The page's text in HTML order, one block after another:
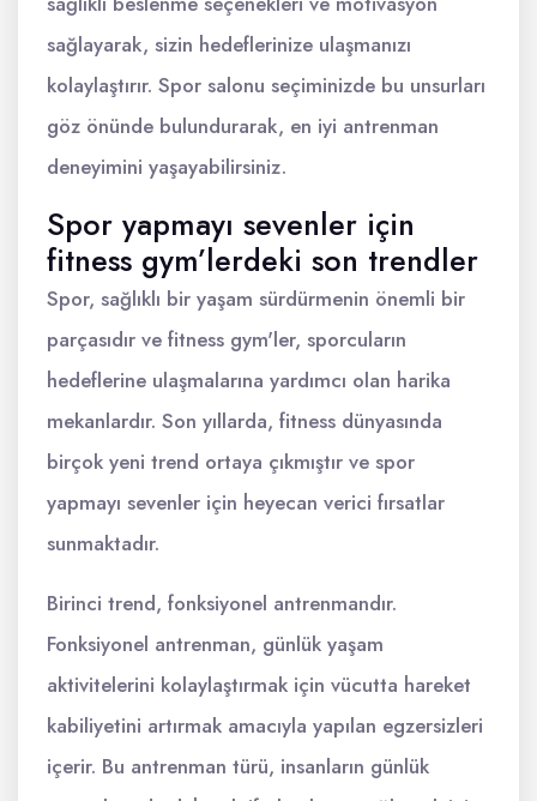
sağlayarak, sizin hedeflerinize ulaşmanızı
kolaylaştırır. Spor salonu seçiminizde bu unsurları
göz önünde bulundurarak, en iyi antrenman
deneyimini yaşayabilirsiniz.
Spor yapmayı sevenler için
fitness gym’lerdeki son trendler
Spor, sağlıklı bir yaşam sürdürmenin önemli bir
parçasıdır ve fitness gym'ler, sporcuların
hedeflerine ulaşmalarına yardımcı olan harika
mekanlardır. Son yıllarda, fitness dünyasında
birçok yeni trend ortaya çıkmıştır ve spor
yapmayı sevenler için heyecan verici fırsatlar
sunmaktadır.
Birinci trend, fonksiyonel antrenmandır.
Fonksiyonel antrenman, günlük yaşam
aktivitelerini kolaylaştırmak için vücutta hareket
kabiliyetini artırmak amacıyla yapılan egzersizleri
içerir. Bu antrenman türü, insanların günlük